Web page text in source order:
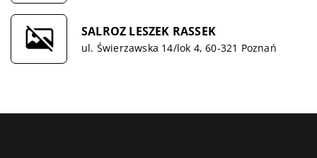
SALROZ LESZEK RASSEK
ul. Świerzawska 14/lok 4, 60-321 Poznań